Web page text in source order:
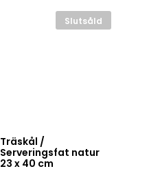
Slutsåld
Träskål /
Serveringsfat natur
23 x 40 cm